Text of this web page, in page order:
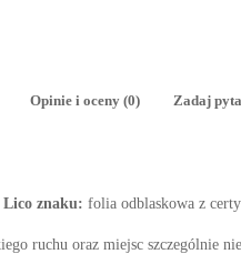
Opinie i oceny (0) Zadaj
Lico znaku: folia odblaskowa z
ruchu oraz miejsc szczególnie